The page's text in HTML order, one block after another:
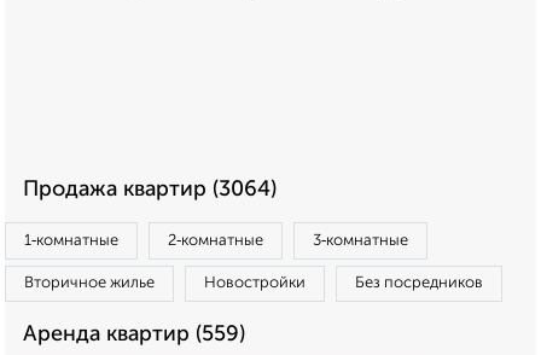
Продажа квартир (3064)
1‑комнатные 2‑комнатные 3‑комнатные
Вторичное жилье Новостройки Без посредников
Аренда квартир (559)